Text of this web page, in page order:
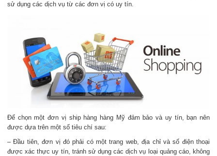
sử dụng các dịch vụ từ các đơn vị có uy tín.
Để chọn một đơn vị ship hàng hàng Mỹ đảm bảo và uy tín, bạn nên
được dựa trên một số tiêu chí sau:
– Đầu tiên, đơn vị đó phải có một trang web, địa chỉ và số điện thoại
được xác thực uy tín, tránh sử dụng các dịch vụ loại quảng cáo, không